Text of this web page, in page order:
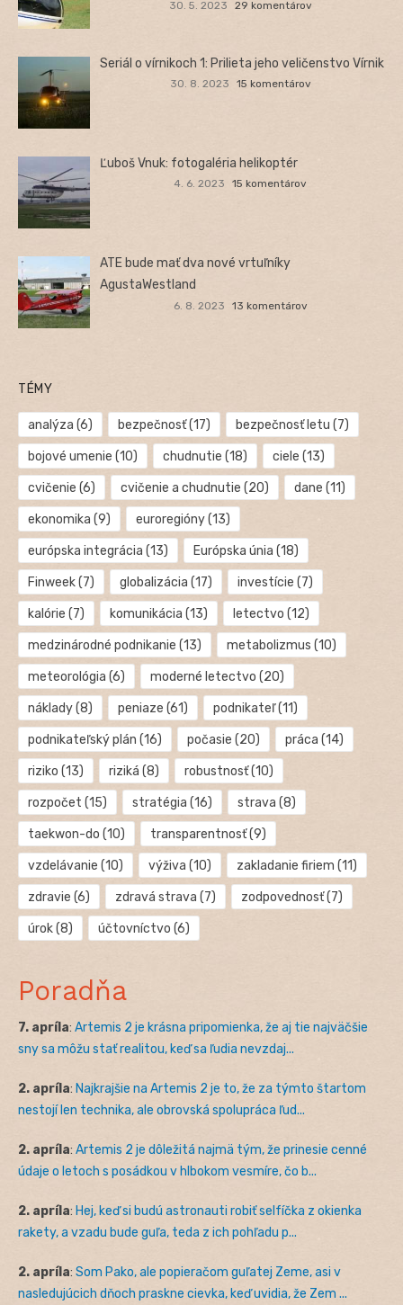
30. 5. 2023 29 komentárov
Seriál o vírnikoch 1: Prilieta jeho veličenstvo Vírnik
30. 8. 2023 15 komentárov
Ľuboš Vnuk: fotogaléria helikoptér
4. 6. 2023 15 komentárov
ATE bude mať dva nové vrtuľníky
AgustaWestland
6. 8. 2023 13 komentárov
TÉMY
analýza (6) bezpečnosť(17) bezpečnosť letu (7)
bojové umenie (10) chudnutie (18) ciele (13)
cvičenie (6) cvičenie a chudnutie (20) dane (11)
ekonomika (9) euroregióny(13)
európska integrácia (13) Európska únia (18)
Finweek(7) globalizácia (17) investície (7)
kalórie (7) komunikácia (13) letectvo (12)
medzinárodné podnikanie (13) metabolizmus (10)
meteorológia (6) moderné letectvo (20)
náklady(8) peniaze (61) podnikateľ(11)
podnikateľský plán (16) počasie (20) práca (14)
riziko (13) riziká (8) robustnosť(10)
rozpočet (15) stratégia (16) strava (8)
taekwon-do (10) transparentnosť(9)
vzdelávanie (10) výživa (10) zakladanie firiem (11)
zdravie (6) zdravá strava (7) zodpovednosť(7)
úrok(8) účtovníctvo (6)
Poradňa
7. apríla: Artemis 2 je krásna pripomienka, že aj tie najväčšie
sny sa môžu stať realitou, keď sa ľudia nevzdaj...
2. apríla: Najkrajšie na Artemis 2 je to, že za týmto štartom
nestojí len technika, ale obrovská spolupráca ľud...
2. apríla: Artemis 2 je dôležitá najmä tým, že prinesie cenné
údaje o letoch s posádkou v hlbokom vesmíre, čo b...
2. apríla: Hej, keď si budú astronauti robiť selfíčka z okienka
rakety, a vzadu bude guľa, teda z ich pohľadu p...
2. apríla: Som Pako, ale popieračom guľatej Zeme, asi v
nasledujúcich dňoch praskne cievka, keď uvidia, že Zem ...